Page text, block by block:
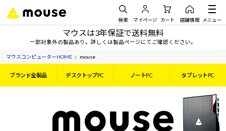
検索 マイページ カート 店舗情報 メニュー
マウスは3年保証で送料無料
一部対象外の製品あり。詳しくは製品ページにてご確認ください。
マウスコンピューターHOME mouse
ブランド全製品 デスクトップPC ノートPC タブレットPC